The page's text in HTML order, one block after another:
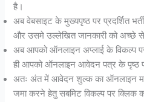
है।
अब वेबसाइट के मुख्यपृष्ठ पर प्रदर्शित
और उसमे उल्लेखित जानकारी को अच्छे
अब आपको ऑनलाइन अप्लाई के विकल्प
ही आपको ऑनलाइन आवेदन पत्र के पृष्ठ
अतः अंत में आवेदन शुल्क का ऑनलाइन
जमा करने हेतु सबमिट विकल्प पर क्लिक